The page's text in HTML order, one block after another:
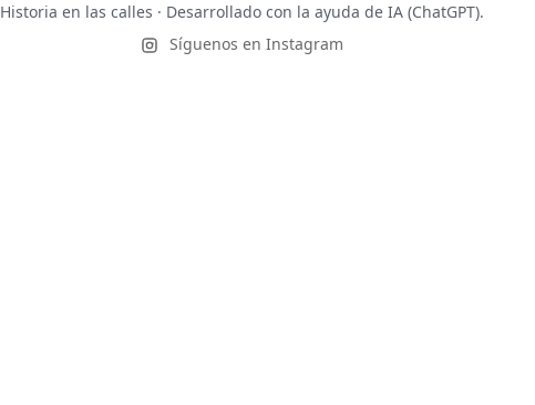
Historia en las calles · Desarrollado con la ayuda de IA (ChatGPT).
Síguenos en Instagram